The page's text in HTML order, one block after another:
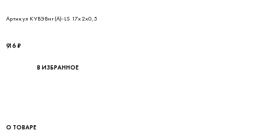
Артикул КУВЭВнг(А)-LS 17х2х0,5
916 ₽
В ИЗБРАННОЕ
О ТОВАРЕ